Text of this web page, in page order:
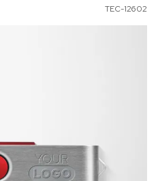
TEC-12602